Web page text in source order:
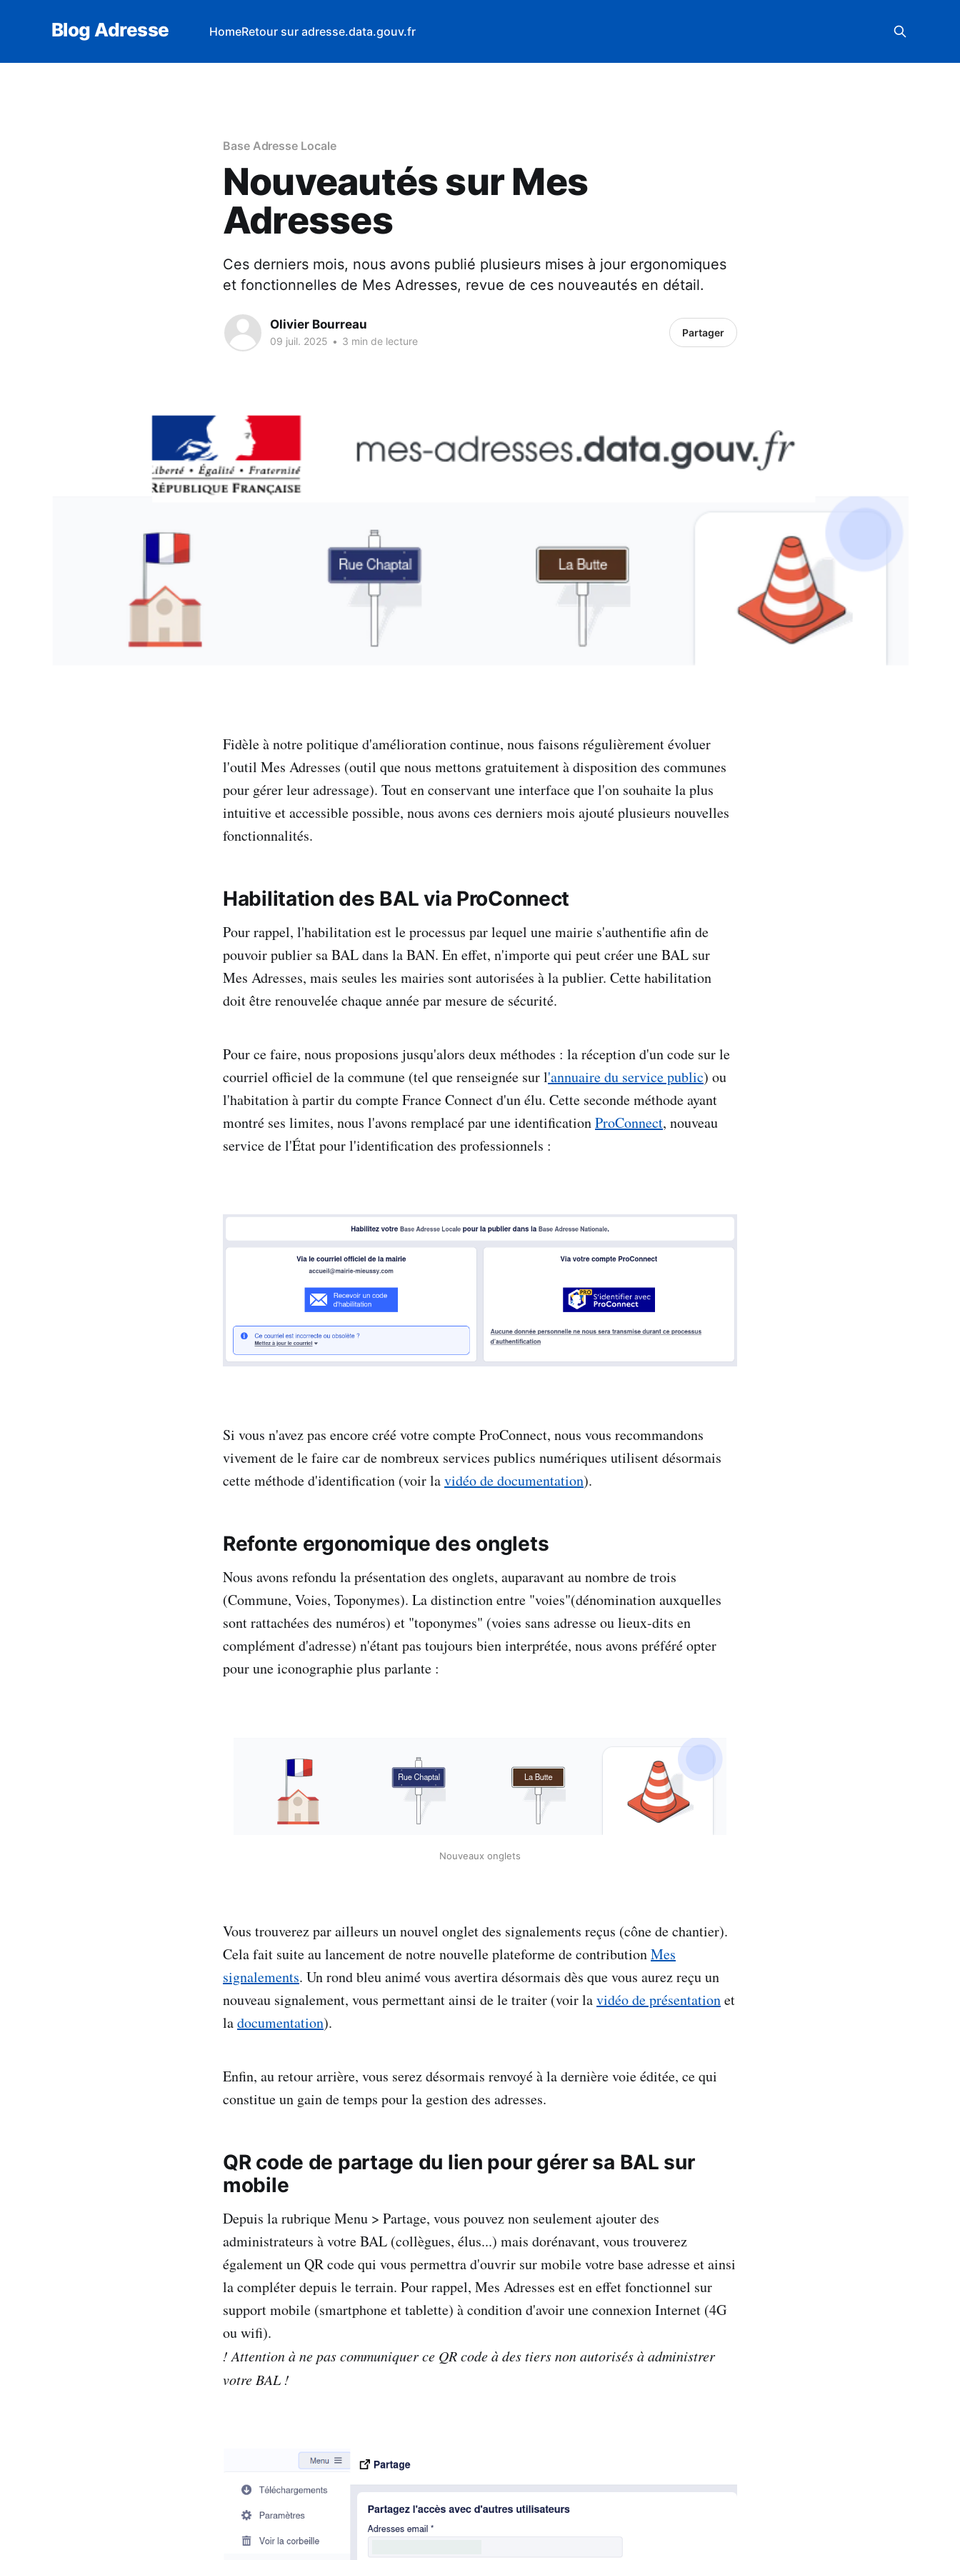
Blog Adresse HomeRetour sur adresse.data.gouv.fr
Base Adresse Locale
Nouveautés sur Mes
Adresses
Ces derniers mois, nous avons publié plusieurs mises à jour ergonomiques
et fonctionnelles de Mes Adresses, revue de ces nouveautés en détail.
Olivier Bourreau
09 juil. 2025 • 3 min de lecture
Partager
Fidèle à notre politique d'amélioration continue, nous faisons régulièrement évoluer
l'outil Mes Adresses (outil que nous mettons gratuitement à disposition des communes
pour gérer leur adressage). Tout en conservant une interface que l'on souhaite la plus
intuitive et accessible possible, nous avons ces derniers mois ajouté plusieurs nouvelles
fonctionnalités.
Habilitation des BAL via ProConnect
Pour rappel, l'habilitation est le processus par lequel une mairie s'authentifie afin de
pouvoir publier sa BAL dans la BAN. En effet, n'importe qui peut créer une BAL sur
Mes Adresses, mais seules les mairies sont autorisées à la publier. Cette habilitation
doit être renouvelée chaque année par mesure de sécurité.
Pour ce faire, nous proposions jusqu'alors deux méthodes : la réception d'un code sur le
courriel officiel de la commune (tel que renseignée sur l'annuaire du service public) ou
l'habitation à partir du compte France Connect d'un élu. Cette seconde méthode ayant
montré ses limites, nous l'avons remplacé par une identificationProConnect, nouveau
service de l'État pour l'identification des professionnels :
Si vous n'avez pas encore créé votre compte ProConnect, nous vous recommandons
vivement de le faire car de nombreux services publics numériques utilisent désormais
cette méthode d'identification (voir lavidéo de documentation).
Refonte ergonomique des onglets
Nous avons refondu la présentation des onglets, auparavant au nombre de trois
(Commune, Voies, Toponymes). La distinction entre "voies"(dénomination auxquelles
sont rattachées des numéros) et "toponymes" (voies sans adresse ou lieux-dits en
complément d'adresse) n'étant pas toujours bien interprétée, nous avons préféré opter
pour une iconographie plus parlante :
Nouveaux onglets
Vous trouverez par ailleurs un nouvel onglet des signalements reçus (cône de chantier).
Cela fait suite au lancement de notre nouvelle plateforme de contributionMes
signalements. Un rond bleu animé vous avertira désormais dès que vous aurez reçu un
nouveau signalement, vous permettant ainsi de le traiter (voir lavidéo de présentationet
ladocumentation).
Enfin, au retour arrière, vous serez désormais renvoyé à la dernière voie éditée, ce qui
constitue un gain de temps pour la gestion des adresses.
QR code de partage du lien pour gérer sa BAL sur
mobile
Depuis la rubrique Menu > Partage, vous pouvez non seulement ajouter des
administrateurs à votre BAL (collègues, élus...) mais dorénavant, vous trouverez
également un QR code qui vous permettra d'ouvrir sur mobile votre base adresse et ainsi
la compléter depuis le terrain. Pour rappel, Mes Adresses est en effet fonctionnel sur
support mobile (smartphone et tablette) à condition d'avoir une connexion Internet (4G
ou wifi).
! Attention à ne pas communiquer ce QR code à des tiers non autorisés à administrer
votre BAL !